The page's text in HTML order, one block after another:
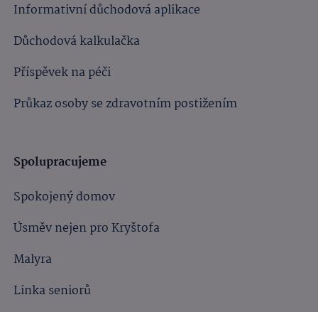
Informativní důchodová aplikace
Důchodová kalkulačka
Příspěvek na péči
Průkaz osoby se zdravotním postižením
Spolupracujeme
Spokojený domov
Úsměv nejen pro Kryštofa
Malyra
Linka seniorů